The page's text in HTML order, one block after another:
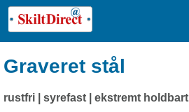
Graveret stål
rustfri | syrefast | ekstremt holdbart